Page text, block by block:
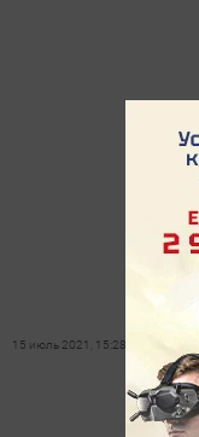
15 июль 2021, 15:28